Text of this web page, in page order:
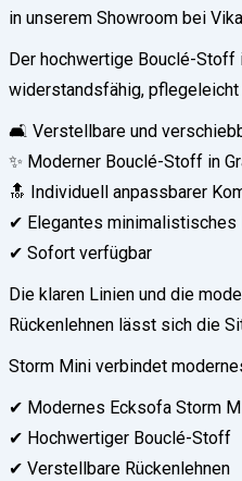
in unserem Showroom bei
Der hochwertige Bouclé-
widerstandsfähig, pflegeleicht
🛋 Verstellbare und
✨ Moderner Bouclé-Stoff in
🔝 Individuell anpassbarer
✔ Elegantes minimalistisches
✔ Sofort verfügbar
Die klaren Linien und die
Rückenlehnen lässt sich die
Storm Mini verbindet
✔ Modernes Ecksofa Storm
✔ Hochwertiger Bouclé-Stoff
✔ Verstellbare Rückenlehnen